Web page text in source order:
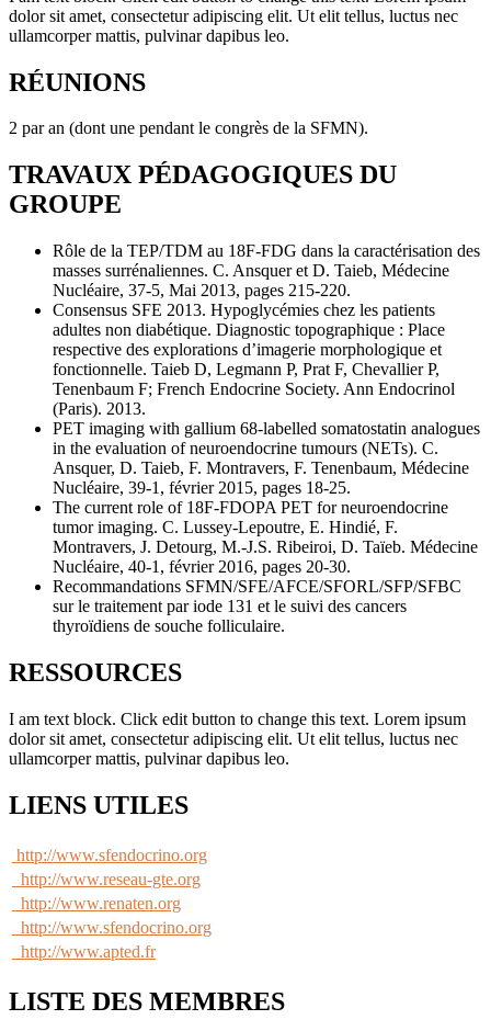
dolor sit amet, consectetur adipiscing elit. Ut elit tellus, luctus nec
ullamcorper mattis, pulvinar dapibus leo.
RÉUNIONS
2 par an (dont une pendant le congrès de la SFMN).
TRAVAUX PÉDAGOGIQUES DU
GROUPE
Rôle de la TEP/TDM au 18F-FDG dans la caractérisation des
masses surrénaliennes. C. Ansquer et D. Taieb, Médecine
Nucléaire, 37-5, Mai 2013, pages 215-220.
Consensus SFE 2013. Hypoglycémies chez les patients
adultes non diabétique. Diagnostic topographique : Place
respective des explorations d’imagerie morphologique et
fonctionnelle. Taieb D, Legmann P, Prat F, Chevallier P,
Tenenbaum F; French Endocrine Society. Ann Endocrinol
(Paris). 2013.
PET imaging with gallium 68-labelled somatostatin analogues
in the evaluation of neuroendocrine tumours (NETs). C.
Ansquer, D. Taieb, F. Montravers, F. Tenenbaum, Médecine
Nucléaire, 39-1, février 2015, pages 18-25.
The current role of 18F-FDOPA PET for neuroendocrine
tumor imaging. C. Lussey-Lepoutre, E. Hindié, F.
Montravers, J. Detourg, M.-J.S. Ribeiroi, D. Taïeb. Médecine
Nucléaire, 40-1, février 2016, pages 20-30.
Recommandations SFMN/SFE/AFCE/SFORL/SFP/SFBC
sur le traitement par iode 131 et le suivi des cancers
thyroïdiens de souche folliculaire.
RESSOURCES
I am text block. Click edit button to change this text. Lorem ipsum
dolor sit amet, consectetur adipiscing elit. Ut elit tellus, luctus nec
ullamcorper mattis, pulvinar dapibus leo.
LIENS UTILES
http://www.sfendocrino.org
http://www.reseau-gte.org
http://www.renaten.org
http://www.sfendocrino.org
http://www.apted.fr
LISTE DES MEMBRES